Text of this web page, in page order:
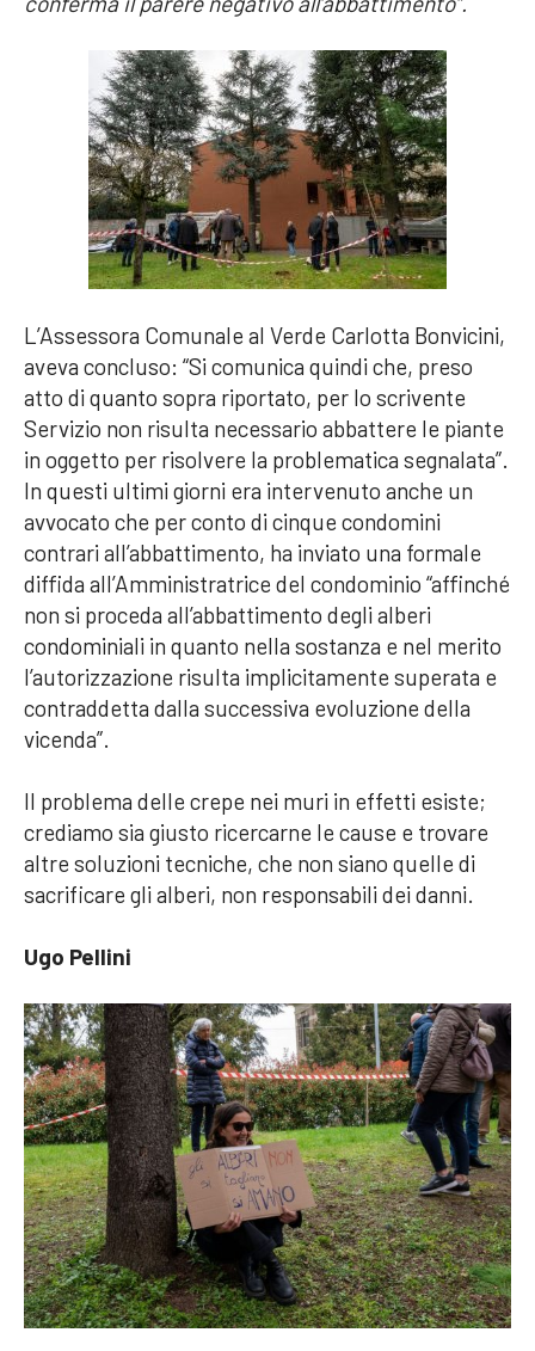
L’Assessora Comunale al Verde Carlotta Bonvicini,
aveva concluso: “Si comunica quindi che, preso
atto di quanto sopra riportato, per lo scrivente
Servizio non risulta necessario abbattere le piante
in oggetto per risolvere la problematica segnalata”.
In questi ultimi giorni era intervenuto anche un
avvocato che per conto di cinque condomini
contrari all’abbattimento, ha inviato una formale
diffida all’Amministratrice del condominio “affinché
non si proceda all’abbattimento degli alberi
condominiali in quanto nella sostanza e nel merito
l’autorizzazione risulta implicitamente superata e
contraddetta dalla successiva evoluzione della
vicenda”.
Il problema delle crepe nei muri in effetti esiste;
crediamo sia giusto ricercarne le cause e trovare
altre soluzioni tecniche, che non siano quelle di
sacrificare gli alberi, non responsabili dei danni.
Ugo Pellini